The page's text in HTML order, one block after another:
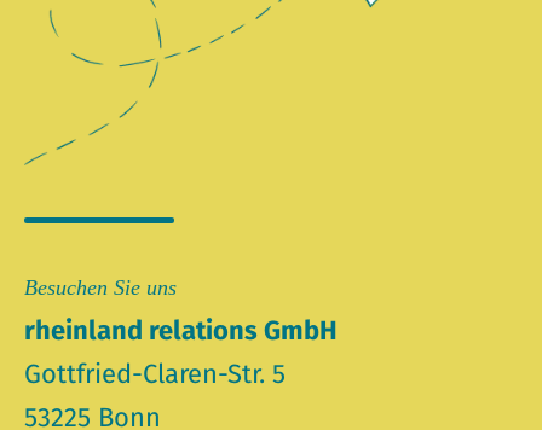
Besuchen Sie uns
rheinland relations GmbH
Gottfried-Claren-Str. 5
53225 Bonn